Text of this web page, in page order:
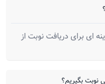
24 هیچ هزینه ای برای دریافت نوبت از
نوبت بگیریم؟